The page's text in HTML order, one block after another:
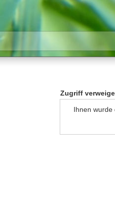
Zugriff
Ihnen wurde